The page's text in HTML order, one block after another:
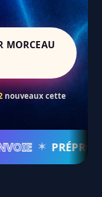
MORCEAU
nouveaux cette
✶